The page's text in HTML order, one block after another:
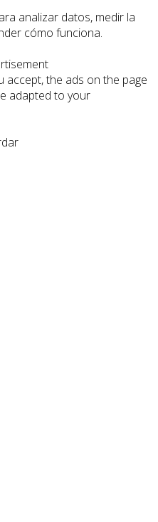
analizar datos, medir la
cómo funciona.
accept, the ads on the page
adapted to your